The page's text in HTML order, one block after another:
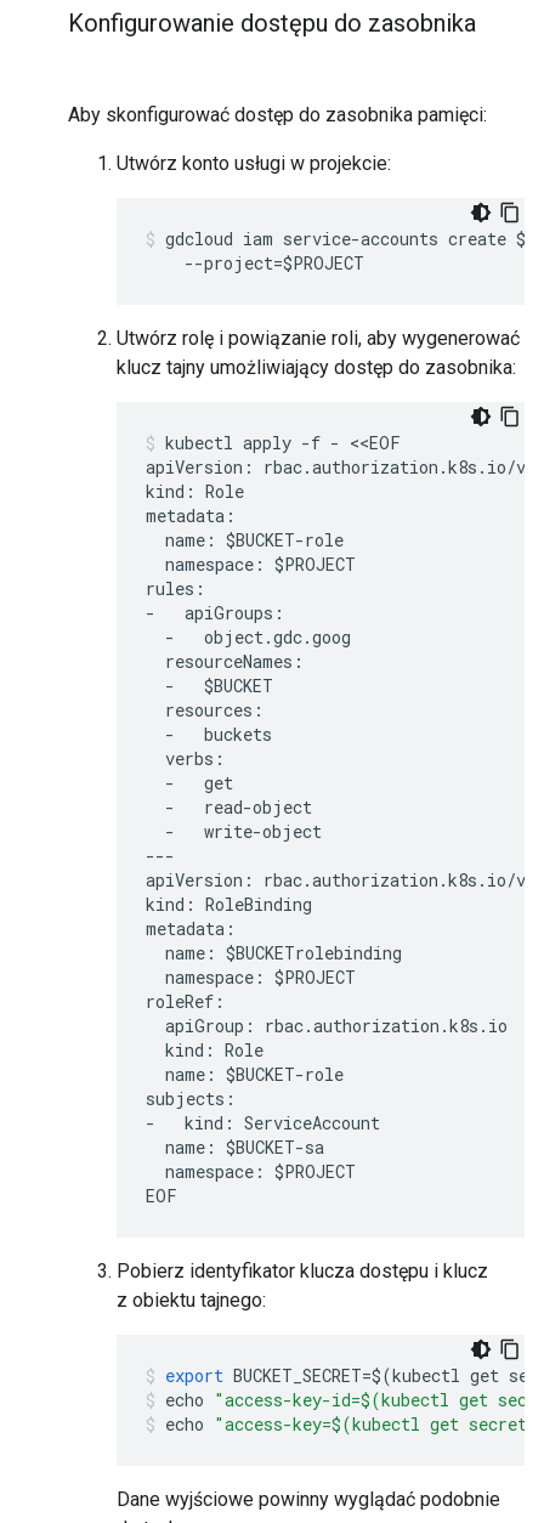
Konfigurowanie dostępu do zasobnika
Aby skonfigurować dostęp do zasobnika pamięci:
Utwórz konto usługi w projekcie:
gdcloud iam service-accounts create
    --project=$PROJECT
Utwórz rolę i powiązanie roli, aby wygenerować
klucz tajny umożliwiający dostęp do zasobnika:
kubectl apply -f - <<EOF
apiVersion: rbac.authorization.k8s.io/v1
kind: Role
metadata:
  name: $BUCKET-role
  namespace: $PROJECT
rules:
-   apiGroups:
  -   object.gdc.goog
  resourceNames:
  -   $BUCKET
  resources:
  -   buckets
  verbs:
  -   get
  -   read-object
  -   write-object
---
apiVersion: rbac.authorization.k8s.io/v1
kind: RoleBinding
metadata:
  name: $BUCKETrolebinding
  namespace: $PROJECT
roleRef:
  apiGroup: rbac.authorization.k8s.io
  kind: Role
  name: $BUCKET-role
subjects:
-   kind: ServiceAccount
  name: $BUCKET-sa
  namespace: $PROJECT
EOF
Pobierz identyfikator klucza dostępu i klucz
z obiektu tajnego:
export BUCKET_SECRET=$(kubectl get
echo "access-key-id=$(kubectl get secret
echo "access-key=$(kubectl get secret -n
Dane wyjściowe powinny wyglądać podobnie